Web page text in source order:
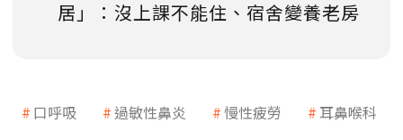
居」：沒上課不能住、宿舍變養老房
口呼吸 過敏性鼻炎 慢性疲勞 耳鼻喉科